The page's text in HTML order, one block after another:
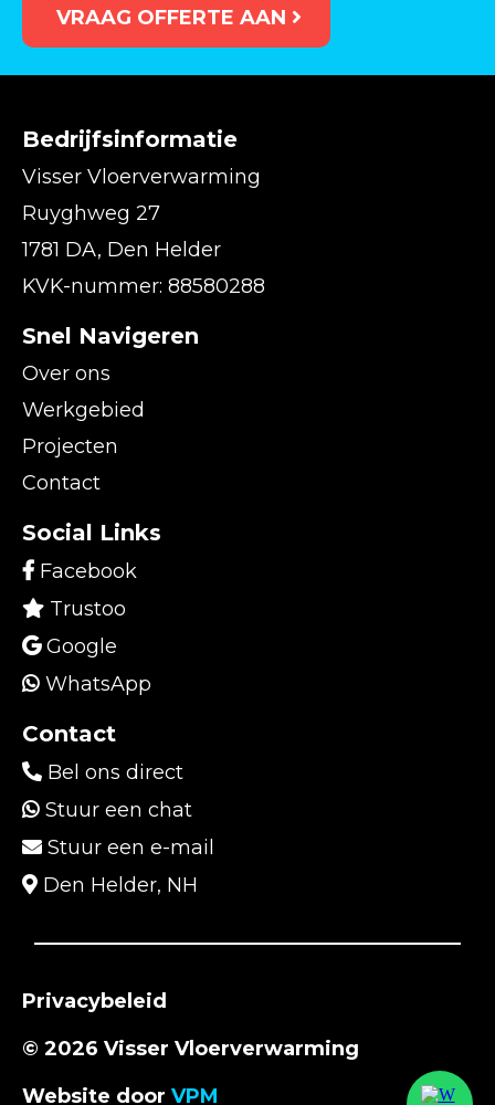
VRAAG OFFERTE AAN
Bedrijfsinformatie
Visser Vloerverwarming
Ruyghweg 27
1781 DA, Den Helder
KVK-nummer: 88580288
Snel Navigeren
Over ons
Werkgebied
Projecten
Contact
Social Links
Facebook
Trustoo
Google
WhatsApp
Contact
Bel ons direct
Stuur een chat
Stuur een e-mail
Den Helder, NH
Privacybeleid
© 2026 Visser Vloerverwarming
Website door VPM